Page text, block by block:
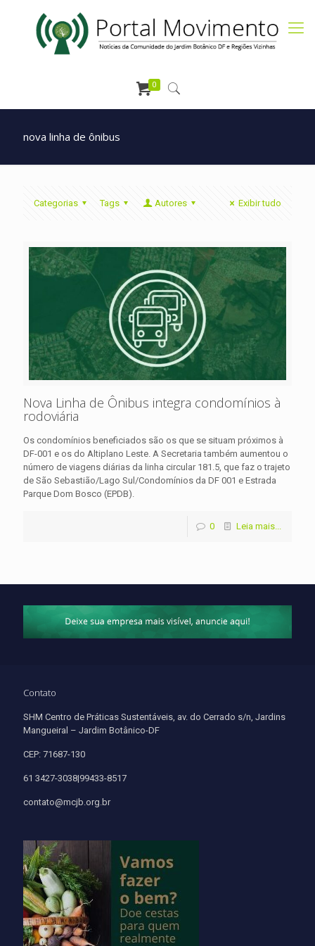
0
nova linha de ônibus
Categorias Tags Autores Exibir tudo
Nova Linha de Ônibus integra condomínios à
rodoviária
Os condomínios beneficiados são os que se situam próximos à
DF-001 e os do Altiplano Leste. A Secretaria também aumentou o
número de viagens diárias da linha circular 181.5, que faz o trajeto
de São Sebastião/Lago Sul/Condomínios da DF 001 e Estrada
Parque Dom Bosco (EPDB).
0 Leia mais...
Contato
SHM Centro de Práticas Sustentáveis, av. do Cerrado s/n, Jardins
Mangueiral – Jardim Botânico-DF
CEP: 71687-130
61 3427-3038|99433-8517
contato@mcjb.org.br